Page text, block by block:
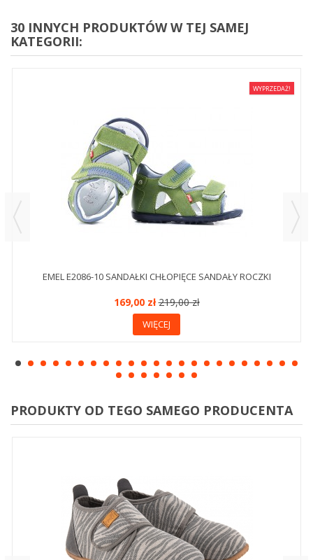
30 INNYCH PRODUKTÓW W TEJ SAMEJ
KATEGORII:
WYPRZEDAŻ!
EMEL E2086-10 SANDAŁKI CHŁOPIĘCE SANDAŁY ROCZKI
169,00 zł219,00 zł
WIĘCEJ
PRODUKTY OD TEGO SAMEGO PRODUCENTA